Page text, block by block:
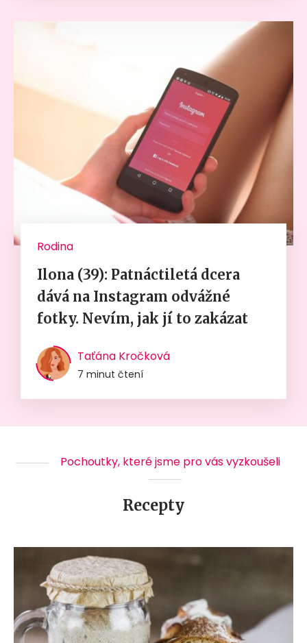
Rodina
Ilona (39): Patnáctiletá dcera
dává na Instagram odvážné
fotky. Nevím, jak jí to zakázat
Taťána Kročková
7 minut čtení
Pochoutky, které jsme pro vás vyzkoušeli
Recepty